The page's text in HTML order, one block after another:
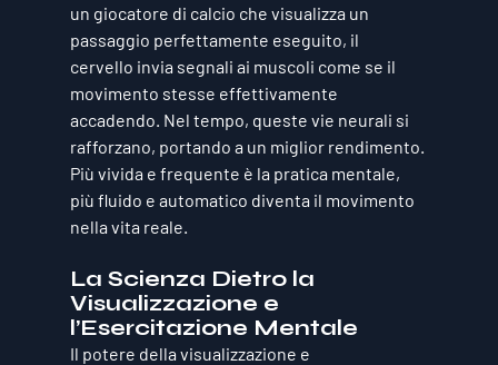
un giocatore di calcio che visualizza un
passaggio perfettamente eseguito, il
cervello invia segnali ai muscoli come se il
movimento stesse effettivamente
accadendo. Nel tempo, queste vie neurali si
rafforzano, portando a un miglior rendimento.
Più vivida e frequente è la pratica mentale,
più fluido e automatico diventa il movimento
nella vita reale.
La Scienza Dietro la
Visualizzazione e
l’Esercitazione Mentale
Il potere della visualizzazione e